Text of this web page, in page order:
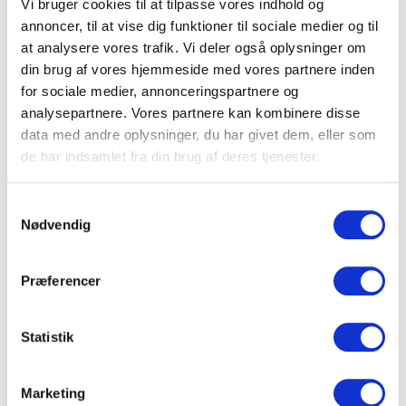
Vi bruger cookies til at tilpasse vores indhold og
annoncer, til at vise dig funktioner til sociale medier og til
at analysere vores trafik. Vi deler også oplysninger om
din brug af vores hjemmeside med vores partnere inden
for sociale medier, annonceringspartnere og
analysepartnere. Vores partnere kan kombinere disse
data med andre oplysninger, du har givet dem, eller som
de har indsamlet fra din brug af deres tjenester.
Nødvendig
Præferencer
Statistik
Marketing
lokaleleje er inkluderet.
Transport, parkering og
overnatning
Randers er let at nå fra hele Jylland.
Fredericia, Odense og København. Aarhus Lufthavn
restaurant og hotelværelser samlet ét sted. Det gør
sammenhængende oplevelse.